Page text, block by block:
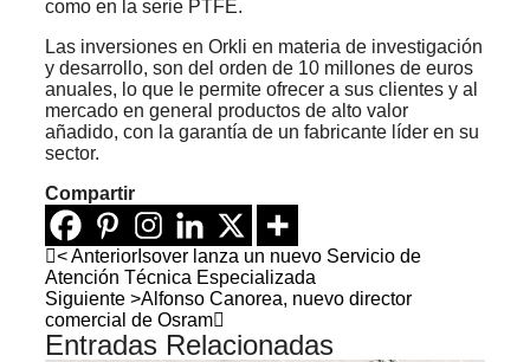
como en la serie PTFE.
Las inversiones en Orkli en materia de investigación
y desarrollo, son del orden de 10 millones de euros
anuales, lo que le permite ofrecer a sus clientes y al
mercado en general productos de alto valor
añadido, con la garantía de un fabricante líder en su
sector.
Compartir
< Anterior Isover lanza un nuevo Servicio de
Atención Técnica Especializada
Siguiente >Alfonso Canorea, nuevo director
comercial de Osram
Entradas Relacionadas